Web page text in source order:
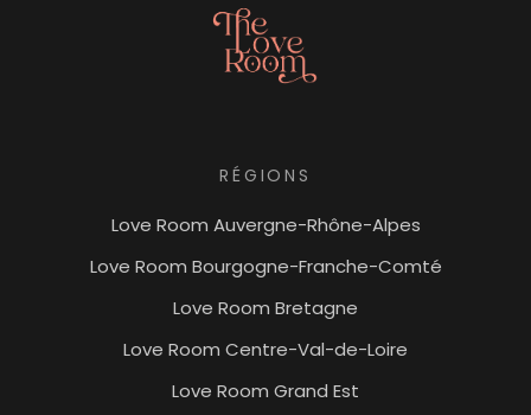
RÉGIONS
Love Room Auvergne-Rhône-Alpes
Love Room Bourgogne-Franche-Comté
Love Room Bretagne
Love Room Centre-Val-de-Loire
Love Room Grand Est